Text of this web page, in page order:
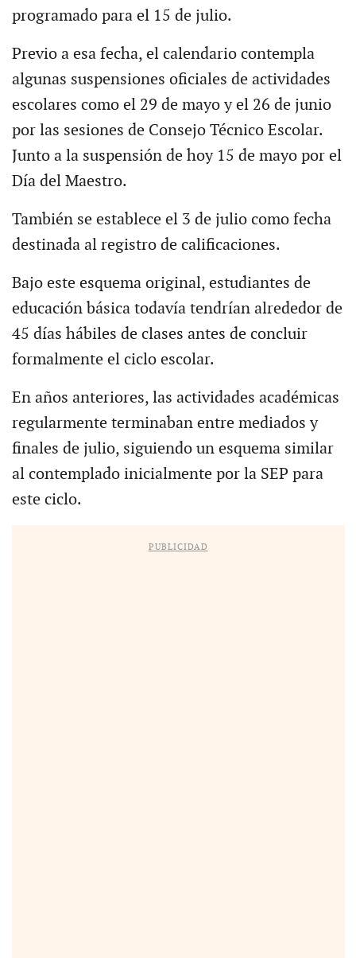
programado para el 15 de julio.
Previo a esa fecha, el calendario contempla
algunas suspensiones oficiales de actividades
escolares como el 29 de mayo y el 26 de junio
por las sesiones de Consejo Técnico Escolar.
Junto a la suspensión de hoy 15 de mayo por el
Día del Maestro.
También se establece el 3 de julio como fecha
destinada al registro de calificaciones.
Bajo este esquema original, estudiantes de
educación básica todavía tendrían alrededor de
45 días hábiles de clases antes de concluir
formalmente el ciclo escolar.
En años anteriores, las actividades académicas
regularmente terminaban entre mediados y
finales de julio, siguiendo un esquema similar
al contemplado inicialmente por la SEP para
este ciclo.
PUBLICIDAD